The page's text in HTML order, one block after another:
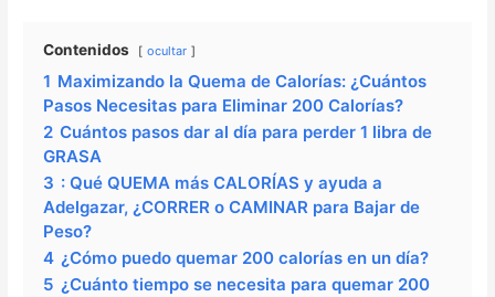
Contenidos ocultar
1 Maximizando la Quema de Calorías: ¿Cuántos
Pasos Necesitas para Eliminar 200 Calorías?
2 Cuántos pasos dar al día para perder 1 libra de
GRASA
3 : Qué QUEMA más CALORÍAS y ayuda a
Adelgazar, ¿CORRER o CAMINAR para Bajar de
Peso?
4 ¿Cómo puedo quemar 200 calorías en un día?
5 ¿Cuánto tiempo se necesita para quemar 200